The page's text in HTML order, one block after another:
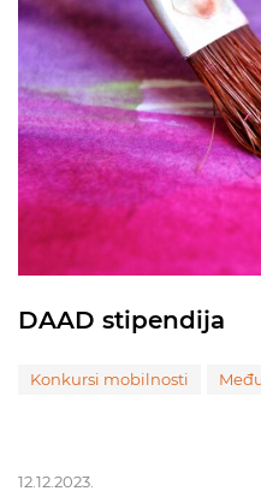
DAAD stipendija
Konkursi mobilnosti
12.12.2023.